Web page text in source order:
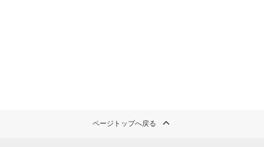
ページトップへ戻る